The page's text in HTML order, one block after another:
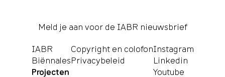
Meld je aan voor de IABR nieuwsbrief
IABR
Biënnales
Projecten
Copyright en colofon
Privacybeleid
Instagram
Linkedin
Youtube